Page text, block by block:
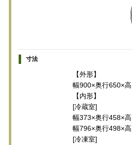
寸法
【外形】
幅900×奥行650×
【内形】
[冷蔵室]
幅373×奥行458×
幅796×奥行498×
[冷凍室]